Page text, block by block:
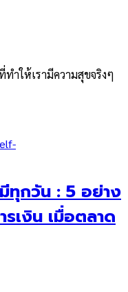
ำให้เรามีความสุขจริงๆ
ทุกวัน : 5 อย่าง
เงิน เมื่อตลาด